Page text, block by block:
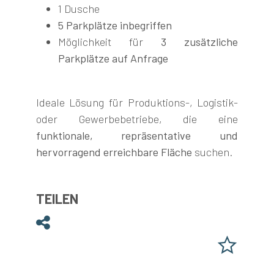
1 Dusche
5 Parkplätze inbegriffen
Möglichkeit für 3 zusätzliche
Parkplätze auf Anfrage
Ideale Lösung für Produktions-, Logistik-
oder Gewerbebetriebe, die eine
funktionale, repräsentative und
hervorragend erreichbare Fläche suchen.
TEILEN
Teilen